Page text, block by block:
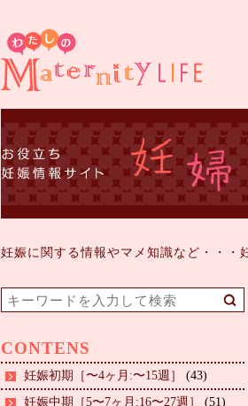
妊娠に関する情報やマメ知識など・・・
CONTENS
妊娠初期［〜4ヶ月:〜15週］
(43)
妊娠中期［5〜7ヶ月:16〜27週］
(51)